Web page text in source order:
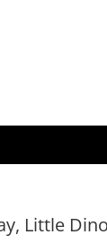
Little